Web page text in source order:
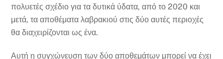
πολυετές σχέδιο για τα δυτικά ύδατα, από το 2020 και
μετά, τα αποθέματα λαβρακιού στις δύο αυτές περιοχές
θα διαχειρίζονται ως ένα.
Αυτή η συγχώνευση των δύο αποθεμάτων μπορεί να έχει